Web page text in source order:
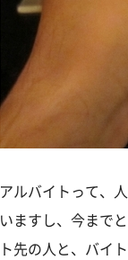
アルバイトって、
いますし、今まで
ト先の人と、バイ